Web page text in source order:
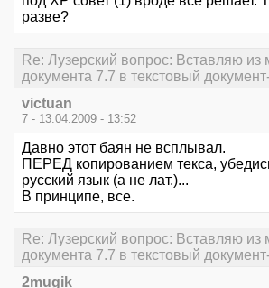
разве?
Re: Лузерский вопрос: Вставляю из
документа 7.7 в текстовый
victuan
7 - 13.04.2009 - 13:52
Давно этот баян не всплывал.
ПЕРЕД копированием текса,
русский язык (а не лат.)...
В принципе, все.
Re: Лузерский вопрос: Вставляю из
документа 7.7 в текстовый
2mugik